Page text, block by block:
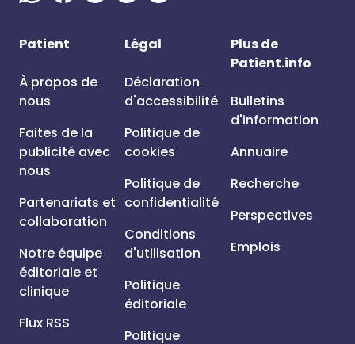
Patient
À propos de
nous
Faites de la
publicité avec
nous
Partenariats et
collaboration
Notre équipe
éditoriale et
clinique
Flux RSS
Légal
Déclaration
d'accessibilité
Politique de
cookies
Politique de
confidentialité
Conditions
d'utilisation
Politique
éditoriale
Politique
Plus de
Patient.info
Bulletins
d'information
Annuaire
Recherche
Perspectives
Emplois